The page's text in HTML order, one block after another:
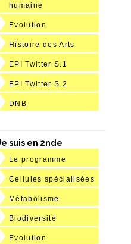
humaine
Evolution
Histoire des Arts
EPI Twitter S.1
EPI Twitter S.2
DNB
suis en 2nde
Le programme
Cellules spécialisées
Métabolisme
Biodiversité
Evolution